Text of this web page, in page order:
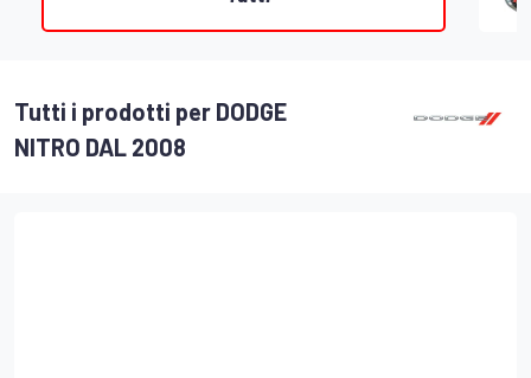
Tutti i prodotti per DODGE
NITRO DAL 2008